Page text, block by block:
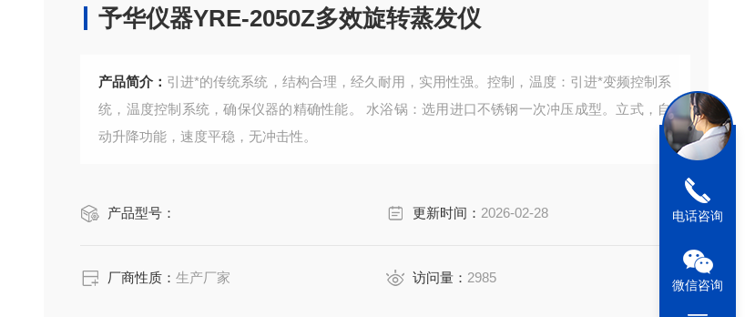
予华仪器YRE-2050Z多效旋转蒸发仪
产品简介： 引进*的传统系统，结构合理，经久耐用，实用性强。控制，温度：引进*变频控制系
统，温度控制系统，确保仪器的精确性能。 水浴锅：选用进口不锈钢一次冲压成型。立式，自
动升降功能，速度平稳，无冲击性。
产品型号： 更新时间： 2026-02-28
厂商性质：生产厂家 访问量： 2985
电话咨询
微信咨询